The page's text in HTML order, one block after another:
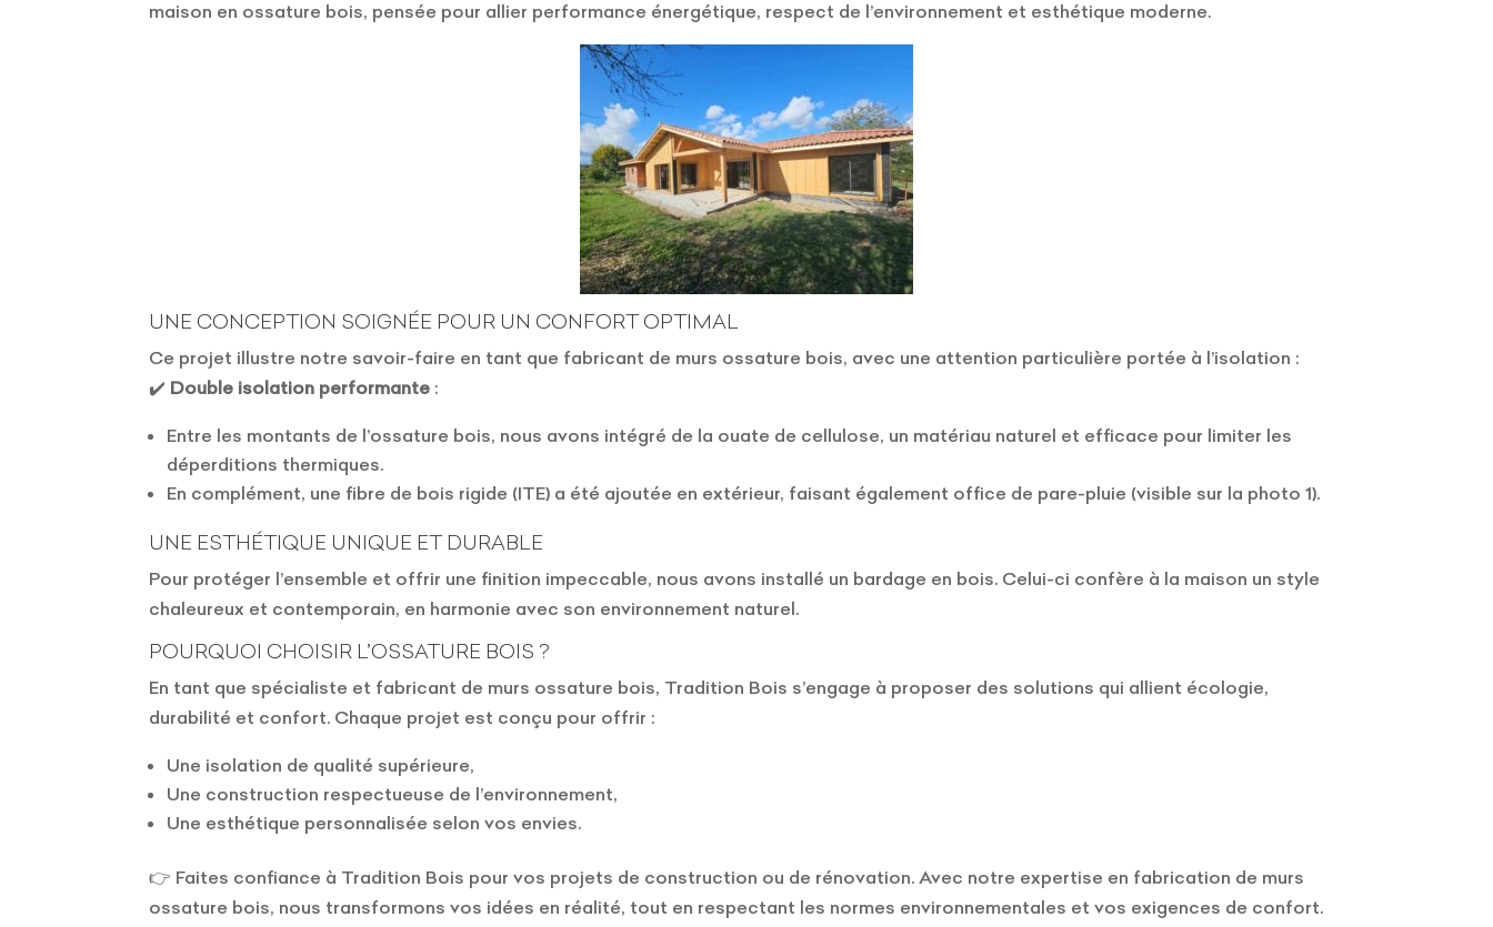
maison en ossature bois, pensée pour allier performance énergétique, respect de l’environnement et esthétique moderne.
UNE CONCEPTION SOIGNÉE POUR UN CONFORT OPTIMAL
Ce projet illustre notre savoir-faire en tant que fabricant de murs ossature bois, avec une attention particulière portée à l’isolation :
✔️ Double isolation performante :
Entre les montants de l’ossature bois, nous avons intégré de la ouate de cellulose, un matériau naturel et efficace pour limiter les
déperditions thermiques.
En complément, une fibre de bois rigide (ITE) a été ajoutée en extérieur, faisant également office de pare-pluie (visible sur la photo 1).
UNE ESTHÉTIQUE UNIQUE ET DURABLE
Pour protéger l’ensemble et offrir une finition impeccable, nous avons installé un bardage en bois. Celui-ci confère à la maison un style
chaleureux et contemporain, en harmonie avec son environnement naturel.
POURQUOI CHOISIR L’OSSATURE BOIS ?
En tant que spécialiste et fabricant de murs ossature bois, Tradition Bois s’engage à proposer des solutions qui allient écologie,
durabilité et confort. Chaque projet est conçu pour offrir :
Une isolation de qualité supérieure,
Une construction respectueuse de l’environnement,
Une esthétique personnalisée selon vos envies.
👉 Faites confiance à Tradition Bois pour vos projets de construction ou de rénovation. Avec notre expertise en fabrication de murs
ossature bois, nous transformons vos idées en réalité, tout en respectant les normes environnementales et vos exigences de confort.